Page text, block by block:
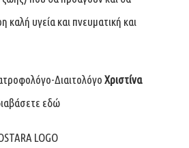
καλή υγεία και πνευματική και
Διαιτολόγο Χριστίνα
εδώ